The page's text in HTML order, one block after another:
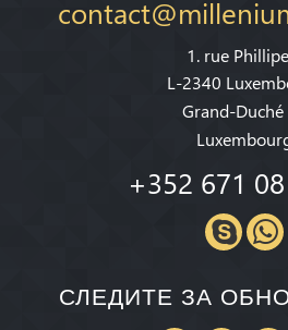
1. rue
L-2340
Grand-Duché
+352 671
СЛЕДИТЕ ЗА